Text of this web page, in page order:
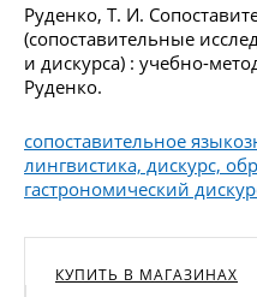
Руденко, Т. И.
(сопоставительные
и дискурса) : учебно-
Руденко.
сопоставительное
лингвистика, дискурс,
гастрономический
КУПИТЬ В МАГАЗИНАХ